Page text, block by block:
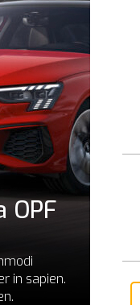
OPF
in sapien.